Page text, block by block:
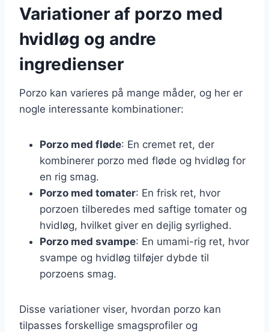
Variationer af porzo med
hvidløg og andre
ingredienser
Porzo kan varieres på mange måder, og her er
nogle interessante kombinationer:
Porzo med fløde: En cremet ret, der
kombinerer porzo med fløde og hvidløg for
en rig smag.
Porzo med tomater: En frisk ret, hvor
porzoen tilberedes med saftige tomater og
hvidløg, hvilket giver en dejlig syrlighed.
Porzo med svampe: En umami-rig ret, hvor
svampe og hvidløg tilføjer dybde til
porzoens smag.
Disse variationer viser, hvordan porzo kan
tilpasses forskellige smagsprofiler og